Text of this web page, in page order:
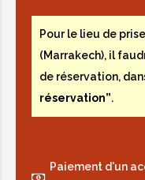
Pour le lieu de
(Marrakech), il
de réservation,
réservation”.
Paiement d'un